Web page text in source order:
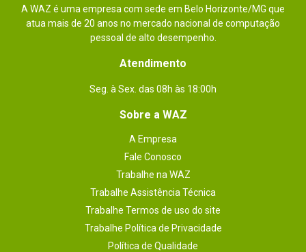
proteção ativa.
Peso: 440 g
Dimensões: 241,8 x 91,2 x 45 mm (C x L x A)
Classe: III
A WAZ é uma empresa com sede em Belo Horizonte/MG que
atua mais de 20 anos no mercado nacional de computação
pessoal de alto desempenho.
Atendimento
Seg. à Sex. das 08h às 18:00h
Sobre a WAZ
A Empresa
Fale Conosco
Trabalhe na WAZ
Trabalhe Assistência Técnica
Trabalhe Termos de uso do site
Trabalhe Política de Privacidade
Política de Qualidade